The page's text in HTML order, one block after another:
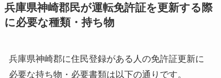
兵庫県神崎郡民が運転免許証を更新する際
に必要な種類・持ち物
兵庫県神崎郡に住民登録がある人の免許証更新に
必要な持ち物・必要書類は以下の通りです。